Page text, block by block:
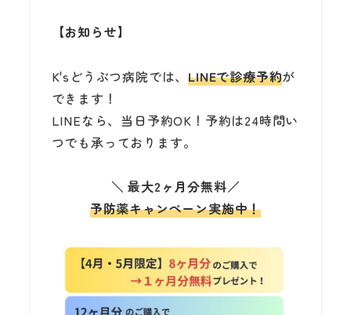
【お知らせ】
K'sどうぶつ病院では、LINEで診療予約が
できます！
LINEなら、当日予約OK！予約は24時間い
つでも承っております。
＼最大2ヶ月分無料／
予防薬キャンペーン実施中！